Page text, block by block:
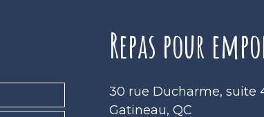
Repas pour
30 rue Ducharme, suite
Gatineau, QC